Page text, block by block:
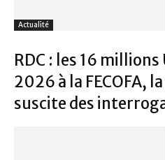
Actualité
RDC : les 16 millions
2026 à la FECOFA,
suscite des